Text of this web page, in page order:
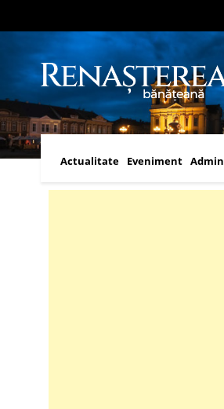
Actualitate Eveniment